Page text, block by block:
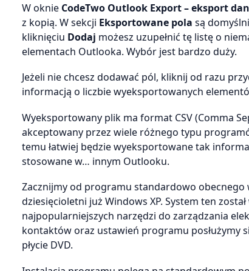
W oknie CodeTwo Outlook Export – eksport
z kopią. W sekcji Eksportowane pola są
kliknięciu Dodaj możesz uzupełnić tę listę o
elementach Outlooka. Wybór jest bardzo duży.
Jeżeli nie chcesz dodawać pól, kliknij od razu
informacją o liczbie wyeksportowanych
Wyeksportowany plik ma format CSV (Comma
akceptowany przez wiele różnego typu
temu łatwiej będzie wyeksportowane tak
stosowane w… innym Outlooku.
Zacznijmy od programu standardowo
dziesięcioletni już Windows XP. System ten
najpopularniejszych narzędzi do zarządzania
kontaktów oraz ustawień programu posłużymy
płycie DVD.